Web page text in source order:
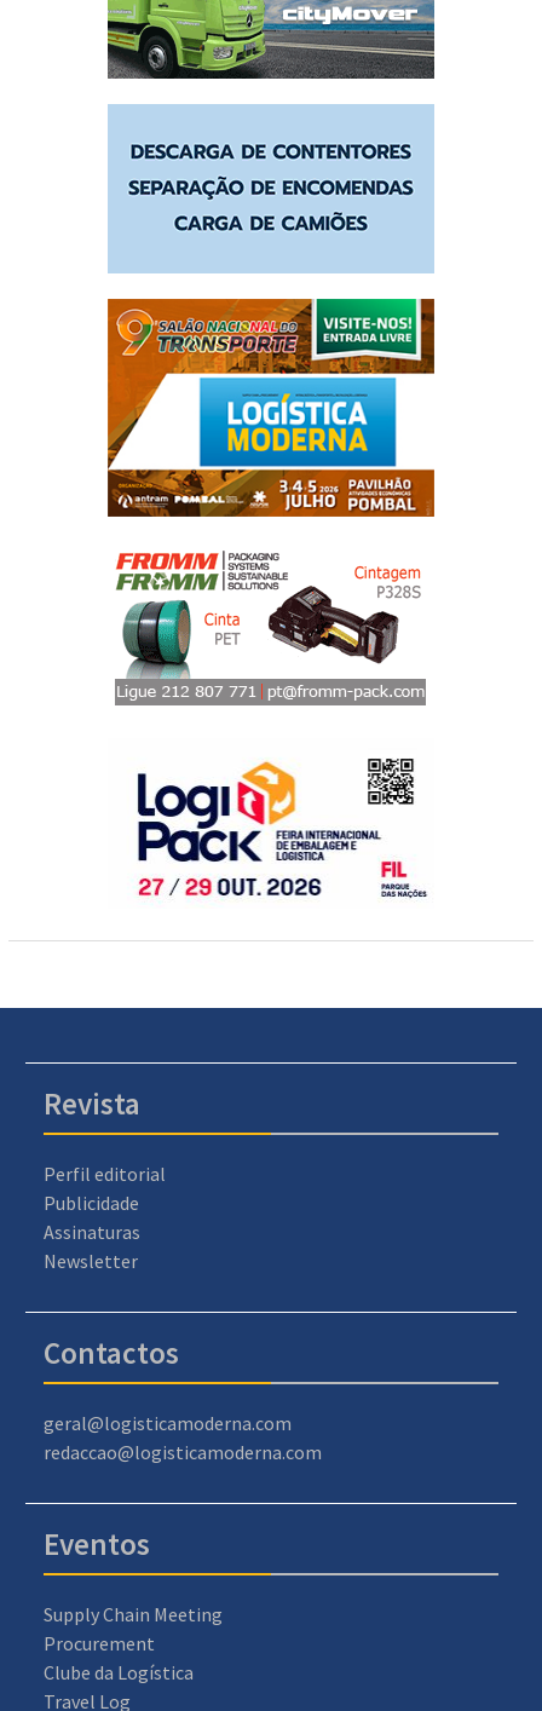
Revista
Perfil editorial
Publicidade
Assinaturas
Newsletter
Contactos
geral@logisticamoderna.com
redaccao@logisticamoderna.com
Eventos
Supply Chain Meeting
Procurement
Clube da Logística
Travel Log